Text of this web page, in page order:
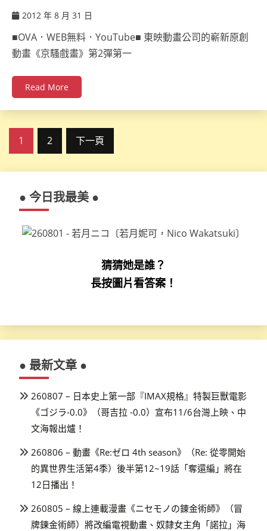
2012 年 8 月 31 日
■OVA．WEB無料．YouTube■ 東映動畫公司的嶄新原創
動畫《京騷戲畫》第2彈第一
Read More
文
頁
1 2 下一頁
● 今日我最美 ●
猜猜她是誰？
長按圖片看答案！
● 最新文章 ●
260807 – 日本史上第一部『IMAX規格』特製巨獸電影
《ゴジラ-0.0》（哥吉拉 -0.0）宣布11/6台灣上映、中
文海報出爐！
260806 – 動畫《Re:ゼロ 4th season》（Re: 從零開始
的異世界生活第4季）後半第12~19話「奪還編」將在
12日播出！
260805 – 線上連載漫畫《ニセモノの錬金術師》（冒
牌鍊金術師）將改編電視動畫、奴隸女主角「諾拉」海